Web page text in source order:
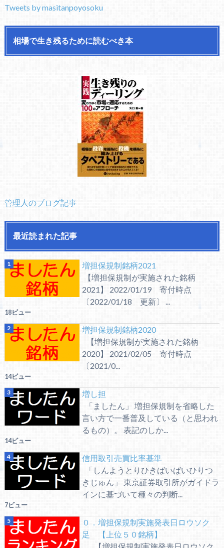
Tweets by masitanpoyosoku
相場で生き残るために読むべき本
管理人のブログ記事
最近読まれた記事
増担保規制銘柄2021
【増担保規制が実施された銘柄
2021】 2022/01/19 寄付時点
〔2022/01/18 更新〕 ...
18ビュー
増担保規制銘柄2020
【増担保規制が実施された銘柄
2020】 2021/02/05 寄付時点
〔2021/0...
14ビュー
増し担
「ましたん」 増担保規制を省略した
言い方で一番普及している（と思われ
るもの）。 表記のしか...
14ビュー
信用取引売買比率基準
「しんようとりひきばいばいひりつ
きじゅん」 東京証券取引所がガイドラ
インに基づいて種々の判断...
7ビュー
０．増担保規制実施発表日ロウソク
足 【上位５０銘柄】
【増担保規制実施発表日ロウソク